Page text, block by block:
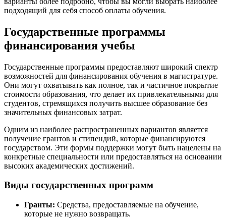
подходящий для себя способ оплаты обучения.
Государственные программы
финансирования учебы
Государственные программы предоставляют широкий спектр
возможностей для финансирования обучения в магистратуре.
Они могут охватывать как полное, так и частичное покрытие
стоимости образования, что делает их привлекательными для
студентов, стремящихся получить высшее образование без
значительных финансовых затрат.
Одним из наиболее распространенных вариантов является
получение грантов и стипендий, которые финансируются
государством. Эти формы поддержки могут быть нацелены на
конкретные специальности или предоставляться на основании
высоких академических достижений.
Виды государственных программ
Гранты: Средства, предоставляемые на обучение,
которые не нужно возвращать.